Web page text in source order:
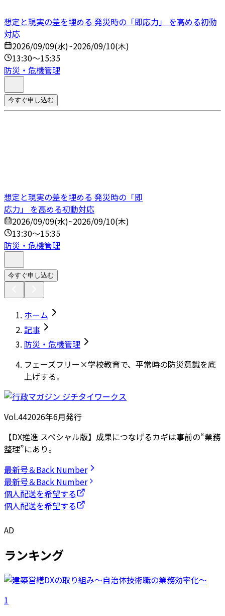
想定と現実の差を埋める 発災時の「即応力」 を高める初動
対応
2026/09/09(水)~2026/09/10(木)
13:30～15:35
防災・危機管理
今すぐ申し込む
想定と現実の差を埋める 発災時の「即
応力」 を高める初動対応
2026/09/09(水)~2026/09/10(木)
13:30～15:35
防災・危機管理
今すぐ申し込む
ホーム
記事
防災・危機管理
フェーズフリー×学校教育で、平常時の防災意識を底
上げする。
Vol.442026年6月発行
【DX推進 スペシャル版】成果につなげるカギは事前の“業務
整理”にあり。
最新号＆Back Number
最新号＆Back Number
個人配送を希望する
個人配送を希望する
AD
ランキング
1